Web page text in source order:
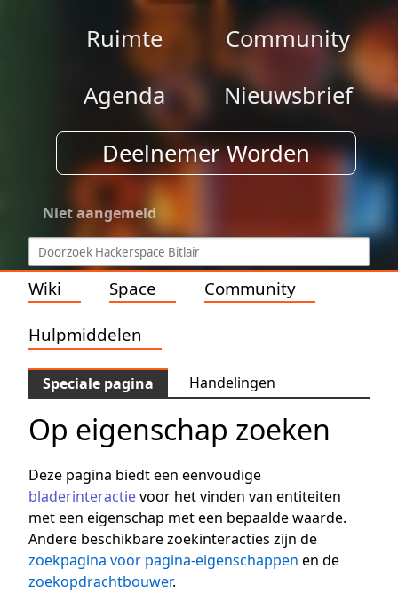
Ruimte
Community
Agenda
Nieuwsbrief
Deelnemer Worden
Niet aangemeld
Wiki Space Community
Hulpmiddelen
Speciale pagina Handelingen
Op eigenschap zoeken
Deze pagina biedt een eenvoudige
bladerinteractievoor het vinden van entiteiten
met een eigenschap met een bepaalde waarde.
Andere beschikbare zoekinteracties zijn de
zoekpagina voor pagina-eigenschappen en de
zoekopdrachtbouwer.